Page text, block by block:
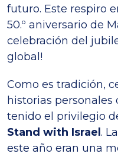
futuro. Este respiro
50.º aniversario de
celebración del
global!
Como es tradición,
historias personales
tenido el privilegio
Stand with Israel .
este año eran una